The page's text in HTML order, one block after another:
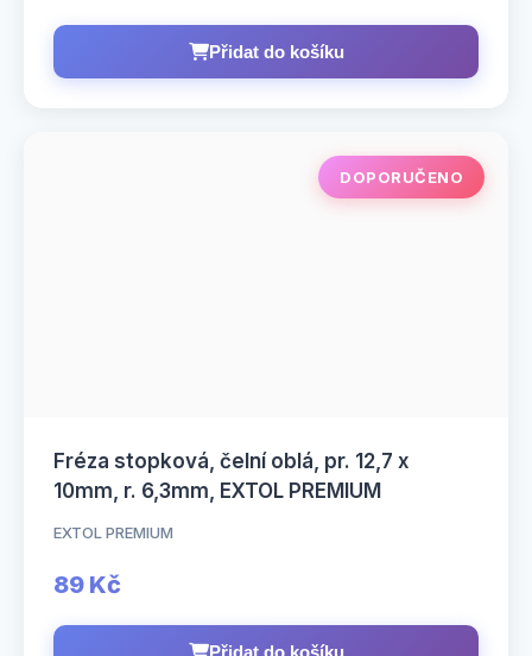
Přidat do košíku
DOPORUČENO
Fréza stopková, čelní oblá, pr. 12,7 x
10mm, r. 6,3mm, EXTOL PREMIUM
EXTOL PREMIUM
89 Kč
Přidat do košíku